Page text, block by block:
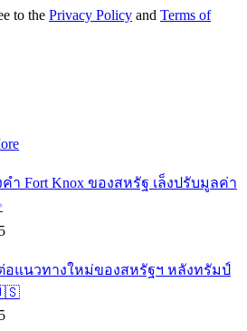
to the Privacy Policy and Terms of
ำ Fort Knox ของสหรัฐ เล็งปรับมูลค่า
แนวทางใหม่ของสหรัฐฯ หลังทรัมป์